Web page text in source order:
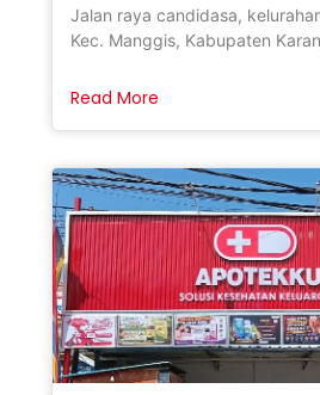
Jalan raya candidasa,
Kec. Manggis, Kabupaten
Read More